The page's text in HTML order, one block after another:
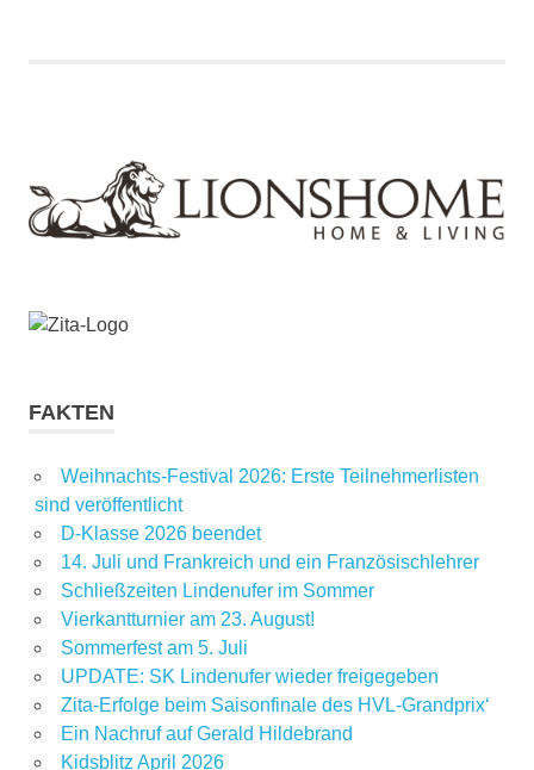
FAKTEN
Weihnachts-Festival 2026: Erste Teilnehmerlisten
sind veröffentlicht
D-Klasse 2026 beendet
14. Juli und Frankreich und ein Französischlehrer
Schließzeiten Lindenufer im Sommer
Vierkantturnier am 23. August!
Sommerfest am 5. Juli
UPDATE: SK Lindenufer wieder freigegeben
Zita-Erfolge beim Saisonfinale des HVL-Grandprix‘
Ein Nachruf auf Gerald Hildebrand
Kidsblitz April 2026